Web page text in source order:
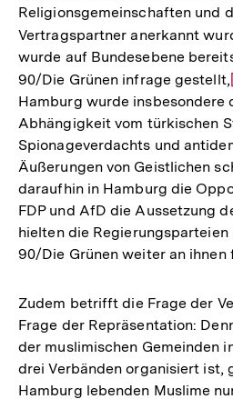
Religionsgemeinschaften und
Vertragspartner anerkannt
wurde auf Bundesebene
90/Die Grünen infrage gestellt,
Hamburg wurde insbesondere
Abhängigkeit vom türkischen
Spionageverdachts und
Äußerungen von Geistlichen
daraufhin in Hamburg die
FDP und AfD die Aussetzung
hielten die Regierungsparteien
90/Die Grünen weiter an ihnen
Zudem betrifft die Frage der
Frage der Repräsentation:
der muslimischen Gemeinden
drei Verbänden organisiert ist,
Hamburg lebenden Muslime